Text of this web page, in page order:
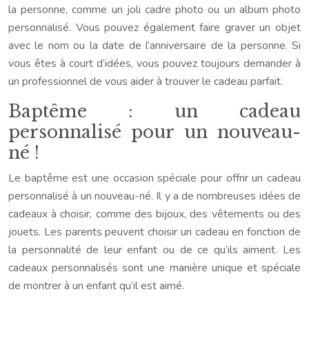
la personne, comme un joli cadre photo ou un album photo
personnalisé. Vous pouvez également faire graver un objet
avec le nom ou la date de l’anniversaire de la personne. Si
vous êtes à court d’idées, vous pouvez toujours demander à
un professionnel de vous aider à trouver le cadeau parfait.
Baptême : un cadeau
personnalisé pour un nouveau-
né !
Le baptême est une occasion spéciale pour offrir un cadeau
personnalisé à un nouveau-né. Il y a de nombreuses idées de
cadeaux à choisir, comme des bijoux, des vêtements ou des
jouets. Les parents peuvent choisir un cadeau en fonction de
la personnalité de leur enfant ou de ce qu’ils aiment. Les
cadeaux personnalisés sont une manière unique et spéciale
de montrer à un enfant qu’il est aimé.